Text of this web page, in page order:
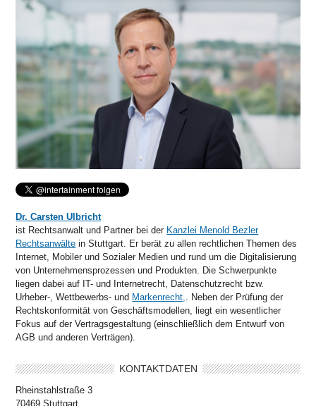
Dr. Carsten Ulbricht
ist Rechtsanwalt und Partner bei der Kanzlei Menold Bezler
Rechtsanwälte in Stuttgart. Er berät zu allen rechtlichen Themen des
Internet, Mobiler und Sozialer Medien und rund um die Digitalisierung
von Unternehmensprozessen und Produkten. Die Schwerpunkte
liegen dabei auf IT- und Internetrecht, Datenschutzrecht bzw.
Urheber-, Wettbewerbs- und Markenrecht,. Neben der Prüfung der
Rechtskonformität von Geschäftsmodellen, liegt ein wesentlicher
Fokus auf der Vertragsgestaltung (einschließlich dem Entwurf von
AGB und anderen Verträgen).
KONTAKTDATEN
Rheinstahlstraße 3
70469 Stuttgart